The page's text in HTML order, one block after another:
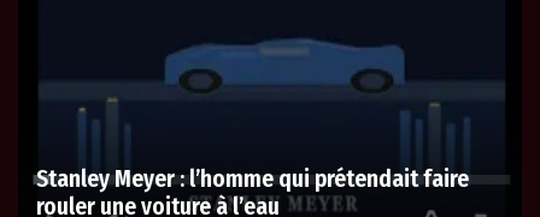
Stanley Meyer : l’homme qui prétendait faire
rouler une voiture à l’eau